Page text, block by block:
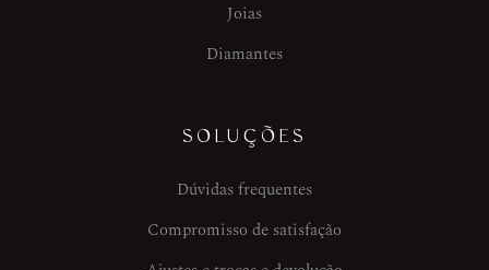
Joias
Diamantes
SOLUÇÕES
Dúvidas frequentes
Compromisso de satisfação